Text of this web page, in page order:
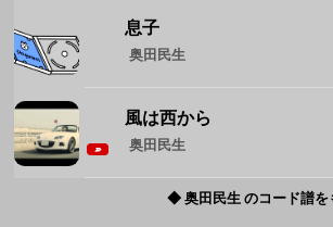
1 Brand New
Mrs. GREEN APPLE